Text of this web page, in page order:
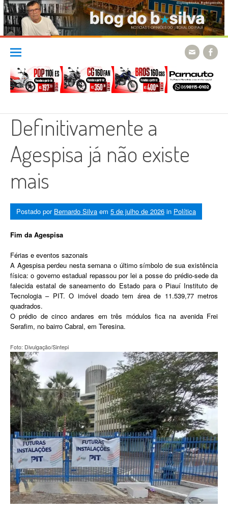
Skip
content
Definitivamente a
Agespisa já não existe
mais
Postado por Bernardo Silva em 5 de julho de 2026 in Política
Fim da Agespisa
Férias e eventos sazonais
A Agespisa perdeu nesta semana o último símbolo de sua existência
física: o governo estadual repassou por lei a posse do prédio-sede da
falecida estatal de saneamento do Estado para o Piauí Instituto de
Tecnologia – PIT. O imóvel doado tem área de 11.539,77 metros
quadrados.
O prédio de cinco andares em três módulos fica na avenida Frei
Serafim, no bairro Cabral, em Teresina.
Foto: Divulgação/Sintepi